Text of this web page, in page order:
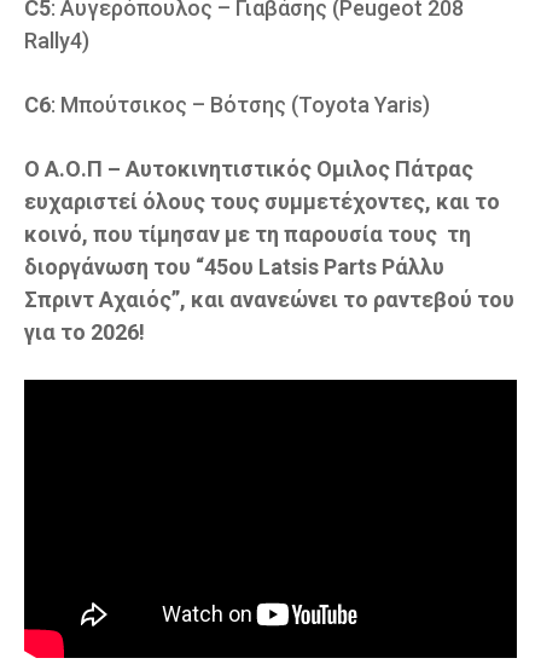
C5: Αυγερόπουλος – Γιαβάσης (Peugeot 208
Rally4)
C6: Μπούτσικος – Βότσης (Toyota Yaris)
Ο Α.Ο.Π – Αυτοκινητιστικός Ομιλος Πάτρας
ευχαριστεί όλους τους συμμετέχοντες, και το
κοινό, που τίμησαν με τη παρουσία τους τη
διοργάνωση του “45ου Latsis Parts Ράλλυ
Σπριντ Αχαιός”, και ανανεώνει το ραντεβού του
για το 2026!